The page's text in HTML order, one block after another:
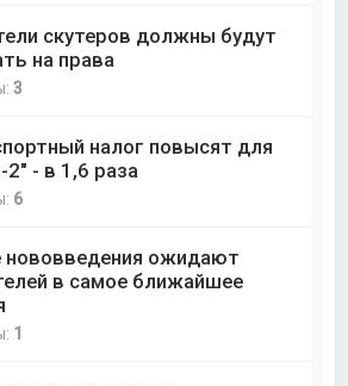
скутеров должны будут
на права
3
налог повысят для
2" - в 1,6 раза
6
нововведения ожидают
в самое ближайшее
1